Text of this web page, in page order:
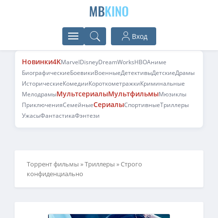
MBKINO
Вход
Новинки4KMarvelDisneyDreamWorksHBOАниме
БиографическиеБоевикиВоенныеДетективыДетскиеДрамы
ИсторическиеКомедииКороткометражкиКриминальные
МелодрамыМультсериалыМультфильмыМюзиклы
ПриключенияСемейныеСериалыСпортивныеТриллеры
УжасыФантастикаФэнтези
Торрент фильмы »Триллеры » Строго
конфиденциально